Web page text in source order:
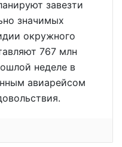
завезти
значимых
окружного
767 млн
неделе в
авиарейсом